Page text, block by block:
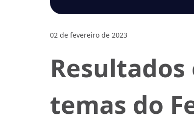
02 de fevereiro de 2023
temas do